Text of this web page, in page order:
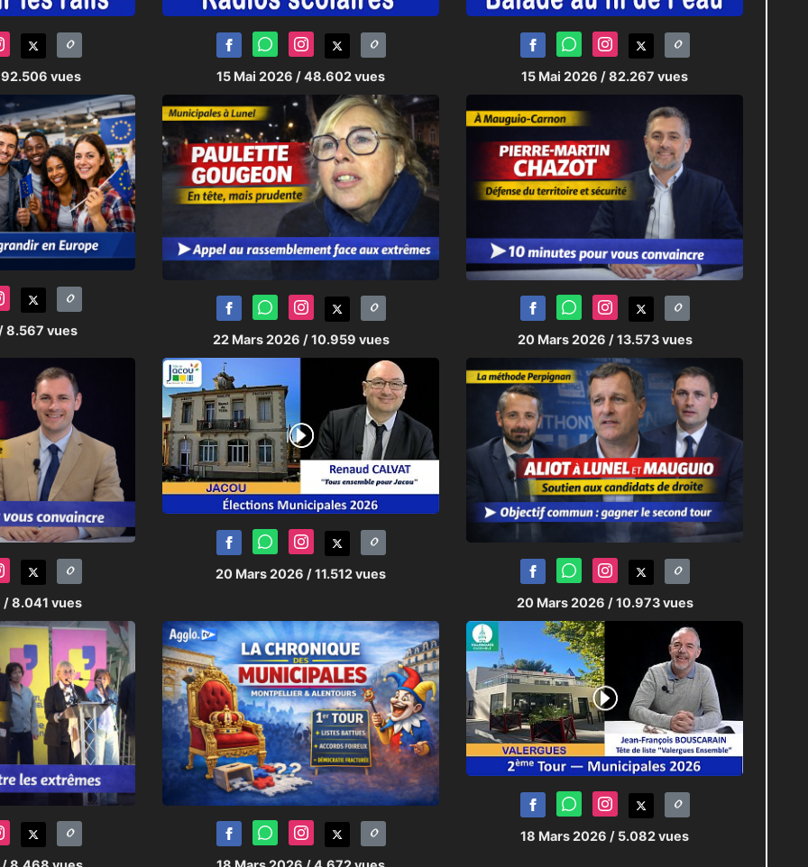
vues 15 Mai 2026 / 48.602 vues 15 Mai 2026 / 82.267 vues
/ 8.567 vues
22 Mars 2026 / 10.959 vues 20 Mars 2026 / 13.573 vues
/ 8.041 vues
20 Mars 2026 / 11.512 vues
20 Mars 2026 / 10.973 vues
18 Mars 2026 / 5.082 vues